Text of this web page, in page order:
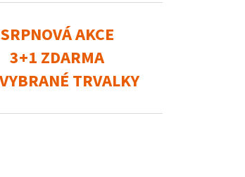
SRPNOVÁ AKCE
3+1 ZDARMA
TRVALKY